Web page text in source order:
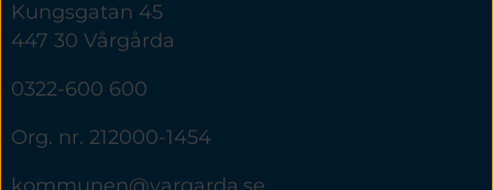
Kungsgatan 45
447 30 Vårgårda
0322-600 600
Org. nr. 212000-1454